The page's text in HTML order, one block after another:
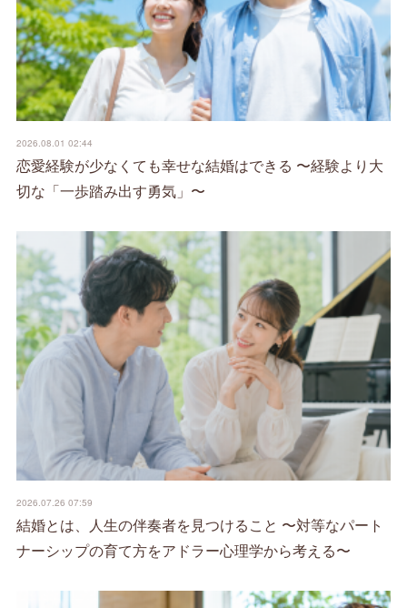
2026.08.01 02:44
恋愛経験が少なくても幸せな結婚はできる 〜経験より大
切な「一歩踏み出す勇気」〜
2026.07.26 07:59
結婚とは、人生の伴奏者を見つけること 〜対等なパート
ナーシップの育て方をアドラー心理学から考える〜